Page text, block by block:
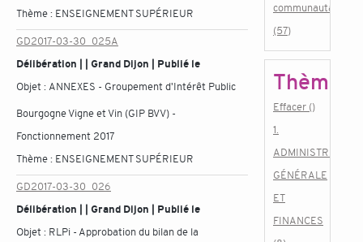
Thème : ENSEIGNEMENT SUPÉRIEUR
GD2017-03-30_025A
Délibération | | Grand Dijon | Publié le
Objet : ANNEXES - Groupement d'Intérêt Public
Bourgogne Vigne et Vin (GIP BVV) -
Fonctionnement 2017
Thème : ENSEIGNEMENT SUPÉRIEUR
GD2017-03-30_026
Délibération | | Grand Dijon | Publié le
Objet : RLPi - Approbation du bilan de la
communautaire
(57)
Thème
Effacer ()
1.
ADMINISTRATION
GÉNÉRALE
ET
FINANCES